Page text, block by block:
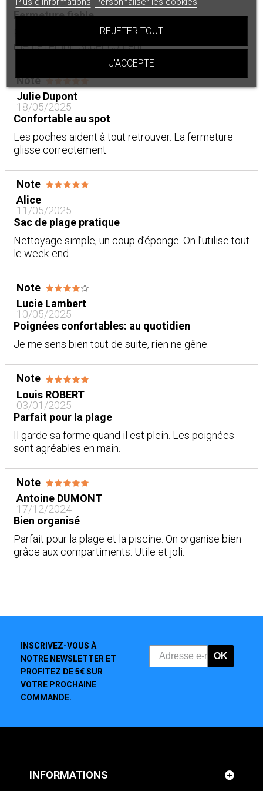
02/06/2025
Fermeture fiable
Fermeture aimantée efficace. Ça tient debout
même rempli. Super content.
Note
Julie Dupont
18/05/2025
Confortable au spot
Les poches aident à tout retrouver. La fermeture
glisse correctement.
Note
Alice
11/05/2025
Sac de plage pratique
Nettoyage simple, un coup d’éponge. On l’utilise tout
le week-end.
Note
Lucie Lambert
10/05/2025
Poignées confortables: au quotidien
Je me sens bien tout de suite, rien ne gêne.
Note
Louis ROBERT
03/01/2025
Parfait pour la plage
Il garde sa forme quand il est plein. Les poignées
sont agréables en main.
Note
Antoine DUMONT
17/12/2024
Bien organisé
Parfait pour la plage et la piscine. On organise bien
grâce aux compartiments. Utile et joli.
INSCRIVEZ-VOUS À
NOTRE NEWSLETTER ET
PROFITEZ DE 5€ SUR
VOTRE PROCHAINE
COMMANDE.
OK
INFORMATIONS
REJETER TOUT
J'ACCEPTE